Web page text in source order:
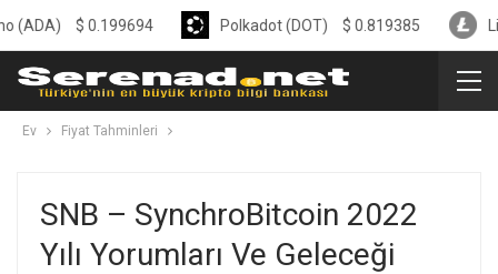
Ev Fiyat Tahminleri
SNB – SynchroBitcoin 2022
Yılı Yorumları Ve Geleceği
$0.199694 Polkadot (DOT) $0.819385 Litecoin